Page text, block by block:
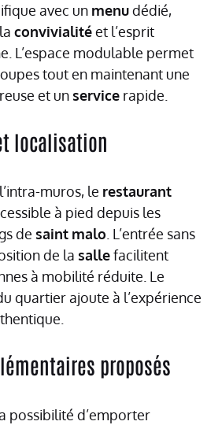
avec un menudédié,
convivialitéet l’esprit
L’espace modulable permet
tout en maintenant une
et un service rapide.
localisation
muros, le restaurant
à pied depuis les
de saint malo . L’entrée sans
de la sallefacilitent
à mobilité réduite. Le
quartier ajoute à l’expérience
proposés
possibilité d’emporter